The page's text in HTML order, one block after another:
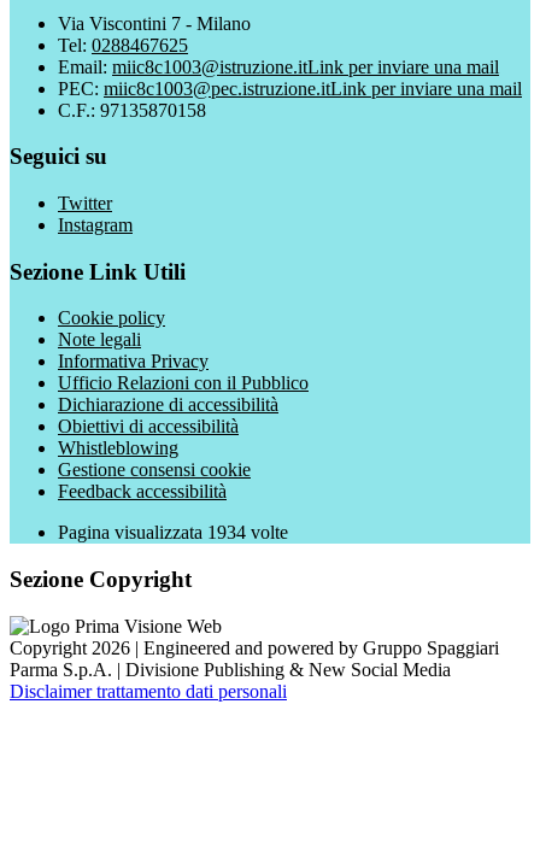
Via Viscontini 7 - Milano
Tel: 0288467625
Email: miic8c1003@istruzione.itLink per inviare una mail
PEC: miic8c1003@pec.istruzione.itLink per inviare una mail
C.F.: 97135870158
Seguici su
Twitter
Instagram
Sezione Link Utili
Cookie policy
Note legali
Informativa Privacy
Ufficio Relazioni con il Pubblico
Dichiarazione di accessibilità
Obiettivi di accessibilità
Whistleblowing
Gestione consensi cookie
Feedback accessibilità
Pagina visualizzata 1934 volte
Sezione Copyright
Copyright 2026 | Engineered and powered by Gruppo Spaggiari
Parma S.p.A. | Divisione Publishing & New Social Media
Disclaimer trattamento dati personali